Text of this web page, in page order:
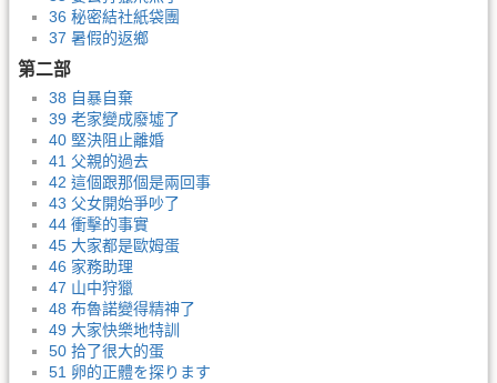
36 秘密結社紙袋團
37 暑假的返鄉
第二部
38 自暴自棄
39 老家變成廢墟了
40 堅決阻止離婚
41 父親的過去
42 這個跟那個是兩回事
43 父女開始爭吵了
44 衝擊的事實
45 大家都是歐姆蛋
46 家務助理
47 山中狩獵
48 布魯諾變得精神了
49 大家快樂地特訓
50 拾了很大的蛋
51 卵的正體を探ります